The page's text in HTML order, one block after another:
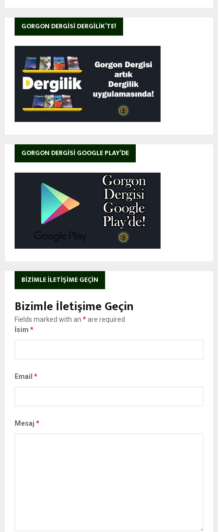
GORGON DERGISI DERGILIK’TE!
GORGON DERGISI GOOGLE PLAY’DE
BIZIMLE İLETIŞIME GEÇIN
Bizimle İletişime Geçin
Fields marked with an *are required
İsim *
Email *
Mesaj *